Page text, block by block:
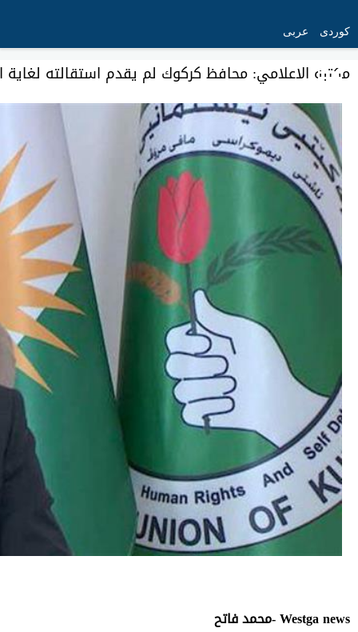
کوردی عربی
مكتبه الاعلامي: محافظ كركوك لم يقدم استقالته لغاية
Westga news -محمد فاتح